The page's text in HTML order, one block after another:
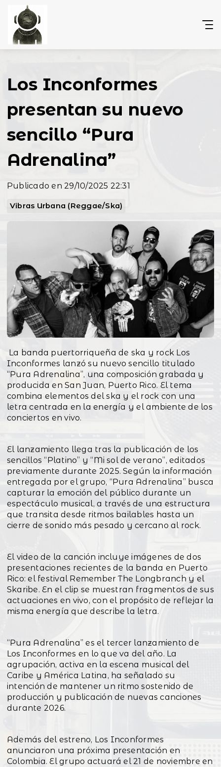
Los Inconformes
presentan su nuevo
sencillo “Pura
Adrenalina”
Publicado en 29/10/2025 22:31
Vibras Urbana (Reggae/Ska)
La banda puertorriqueña de ska y rock Los
Inconformes lanzó su nuevo sencillo titulado
“Pura Adrenalina”, una composición grabada y
producida en San Juan, Puerto Rico. El tema
combina elementos del ska y el rock con una
letra centrada en la energía y el ambiente de los
conciertos en vivo.
El lanzamiento llega tras la publicación de los
sencillos “Platino” y “Mi sol de verano”, editados
previamente durante 2025. Según la información
entregada por el grupo, “Pura Adrenalina” busca
capturar la emoción del público durante un
espectáculo musical, a través de una estructura
que transita desde ritmos bailables hasta un
cierre de sonido más pesado y cercano al rock.
El video de la canción incluye imágenes de dos
presentaciones recientes de la banda en Puerto
Rico: el festival Remember The Longbranch y el
Skaribe. En el clip se muestran fragmentos de sus
actuaciones en vivo, con el propósito de reflejar la
misma energía que describe la letra.
“Pura Adrenalina” es el tercer lanzamiento de
Los Inconformes en lo que va del año. La
agrupación, activa en la escena musical del
Caribe y América Latina, ha señalado su
intención de mantener un ritmo sostenido de
producción y publicación de nuevas canciones
durante 2026.
Además del estreno, Los Inconformes
anunciaron una próxima presentación en
Colombia. El grupo actuará el 21 de noviembre en